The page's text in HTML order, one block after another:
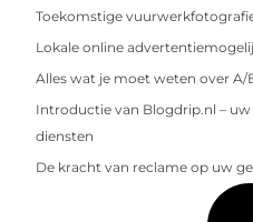
Toekomstige
Lokale online
Alles wat je moet weten over A/
Introductie van Blogdrip.nl –
diensten
De kracht van reclame op uw